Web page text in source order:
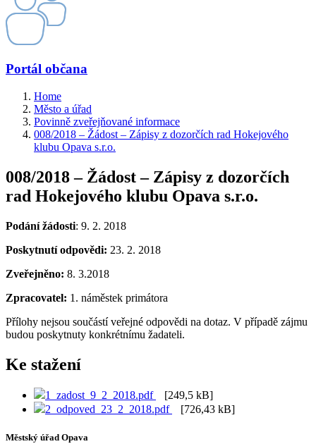
Portál občana
Home
Město a úřad
Povinně zveřejňované informace
008/2018 – Žádost – Zápisy z dozorčích rad Hokejového
klubu Opava s.r.o.
008/2018 – Žádost – Zápisy z dozorčích
rad Hokejového klubu Opava s.r.o.
Podání žádosti: 9. 2. 2018
Poskytnutí odpovědi: 23. 2. 2018
Zveřejněno: 8. 3.2018
Zpracovatel: 1. náměstek primátora
Přílohy nejsou součástí veřejné odpovědi na dotaz. V případě zájmu
budou poskytnuty konkrétnímu žadateli.
Ke stažení
1_zadost_9_2_2018.pdf
[249,5 kB]
2_odpoved_23_2_2018.pdf
[726,43 kB]
Městský úřad Opava